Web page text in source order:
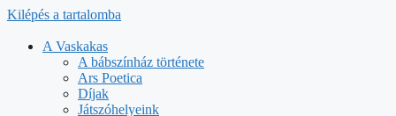
Kilépés a tartalomba
A Vaskakas
A bábszínház története
Ars Poetica
Díjak
Játszóhelyeink